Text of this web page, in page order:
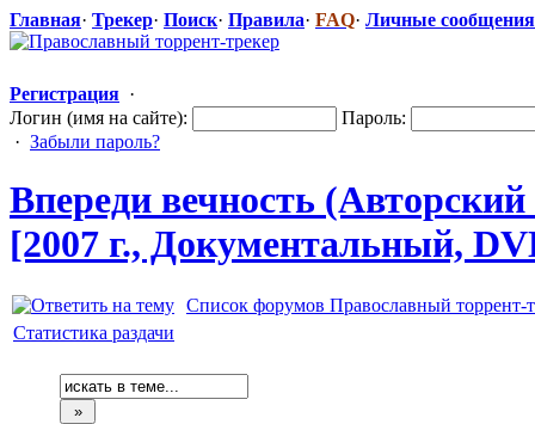
Главная· Трекер· Поиск· Правила· FAQ· Личные сообщения
Регистрация ·
Логин (имя на сайте):
Пароль:
· Забыли пароль?
Впереди вечность
[2007 г., Документальн​ый,
Список форумов Православный торрент-
Статистика раздачи